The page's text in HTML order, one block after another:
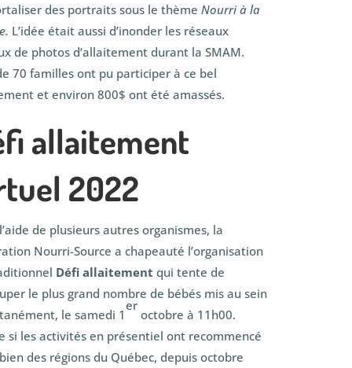
des portraits sous le thème Nourri à la
L’idée était aussi d’inonder les réseaux
de photos d’allaitement durant la SMAM.
70 familles ont pu participer à ce bel
et environ 800$ ont été amassés.
allaitement
2022
de plusieurs autres organismes, la
Nourri-Source a chapeauté l’organisation
Défi allaitement qui tente de
le plus grand nombre de bébés mis au sein
le samedi 1
er
octobre à 11h00.
si les activités en présentiel ont recommencé
des régions du Québec, depuis octobre